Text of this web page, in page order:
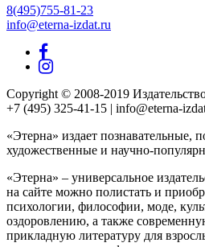
8(495)755-81-23
info@eterna-izdat.ru
Copyright © 2008-2019
+7 (495) 325-41-15 | info@eterna-
«Этерна» издает познавательные,
художественные и научно-
«Этерна» – универсальное
на сайте можно полистать и
психологии, философии, моде,
оздоровлению, а также
прикладную литературу для